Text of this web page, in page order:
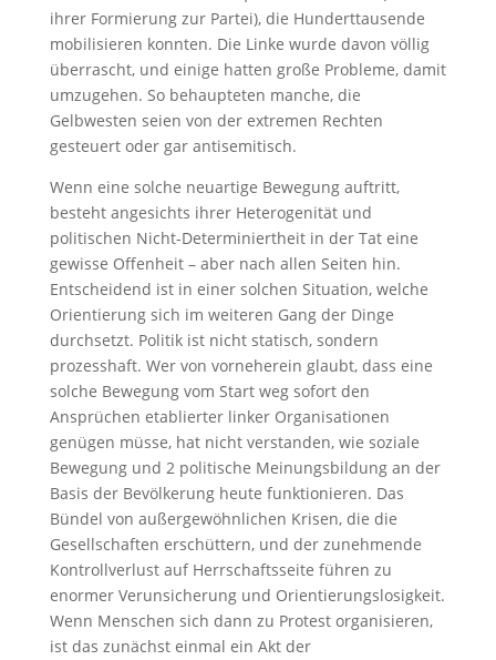
ihrer Formierung zur Partei), die Hunderttausende
mobilisieren konnten. Die Linke wurde davon völlig
überrascht, und einige hatten große Probleme, damit
umzugehen. So behaupteten manche, die
Gelbwesten seien von der extremen Rechten
gesteuert oder gar antisemitisch.
Wenn eine solche neuartige Bewegung auftritt,
besteht angesichts ihrer Heterogenität und
politischen Nicht-Determiniertheit in der Tat eine
gewisse Offenheit – aber nach allen Seiten hin.
Entscheidend ist in einer solchen Situation, welche
Orientierung sich im weiteren Gang der Dinge
durchsetzt. Politik ist nicht statisch, sondern
prozesshaft. Wer von vorneherein glaubt, dass eine
solche Bewegung vom Start weg sofort den
Ansprüchen etablierter linker Organisationen
genügen müsse, hat nicht verstanden, wie soziale
Bewegung und 2 politische Meinungsbildung an der
Basis der Bevölkerung heute funktionieren. Das
Bündel von außergewöhnlichen Krisen, die die
Gesellschaften erschüttern, und der zunehmende
Kontrollverlust auf Herrschaftsseite führen zu
enormer Verunsicherung und Orientierungslosigkeit.
Wenn Menschen sich dann zu Protest organisieren,
ist das zunächst einmal ein Akt der